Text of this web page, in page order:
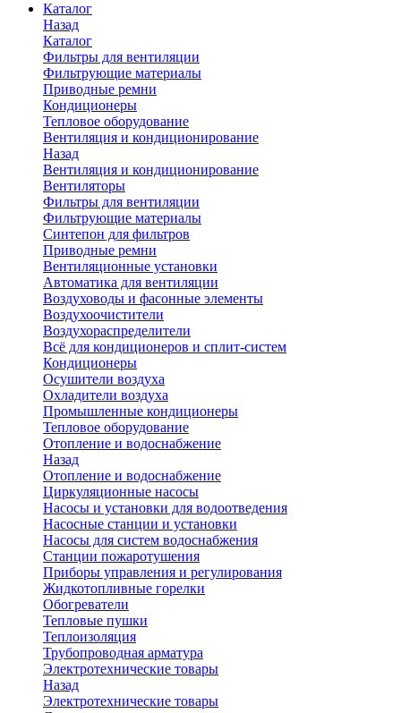
Каталог
Назад
Каталог
Фильтры для вентиляции
Фильтрующие материалы
Приводные ремни
Кондиционеры
Тепловое оборудование
Вентиляция и кондиционирование
Назад
Вентиляция и кондиционирование
Вентиляторы
Фильтры для вентиляции
Фильтрующие материалы
Синтепон для фильтров
Приводные ремни
Вентиляционные установки
Автоматика для вентиляции
Воздуховоды и фасонные элементы
Воздухоочистители
Воздухораспределители
Всё для кондиционеров и сплит-систем
Кондиционеры
Осушители воздуха
Охладители воздуха
Промышленные кондиционеры
Тепловое оборудование
Отопление и водоснабжение
Назад
Отопление и водоснабжение
Циркуляционные насосы
Насосы и установки для водоотведения
Насосные станции и установки
Насосы для систем водоснабжения
Станции пожаротушения
Приборы управления и регулирования
Жидкотопливные горелки
Обогреватели
Тепловые пушки
Теплоизоляция
Трубопроводная арматура
Электротехнические товары
Назад
Электротехнические товары